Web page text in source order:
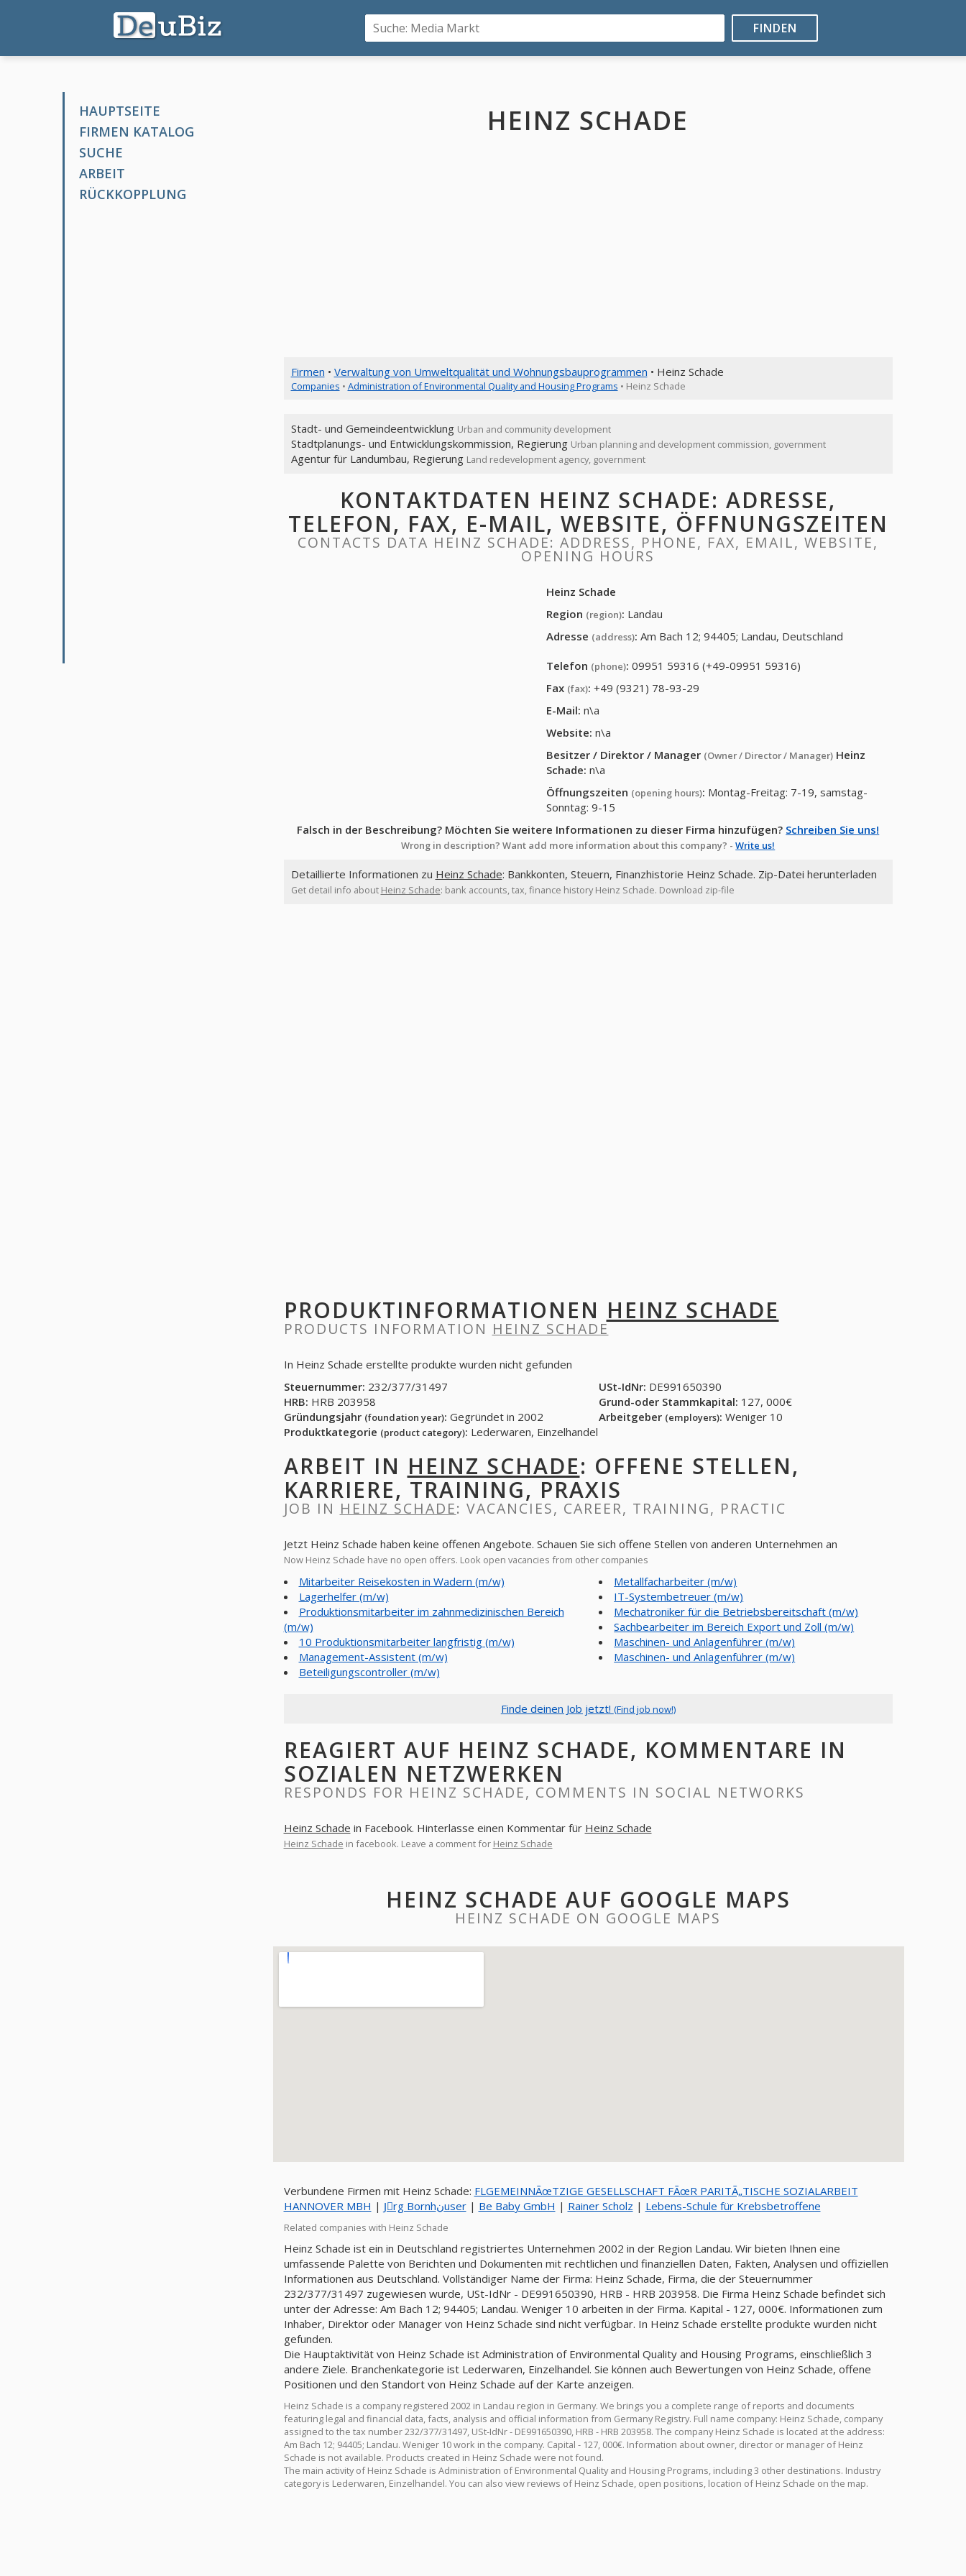
FINDEN
HAUPTSEITE
FIRMEN KATALOG
SUCHE
ARBEIT
RÜCKKOPPLUNG
HEINZ SCHADE
Firmen • Verwaltung von Umweltqualität und Wohnungsbauprogrammen • Heinz Schade
Companies • Administration of Environmental Quality and Housing Programs • Heinz Schade
Stadt- und Gemeindeentwicklung Urban and community development
Stadtplanungs- und Entwicklungskommission, Regierung Urban planning and development commission, government
Agentur für Landumbau, Regierung Land redevelopment agency, government
KONTAKTDATEN HEINZ SCHADE: ADRESSE,
TELEFON, FAX, E-MAIL, WEBSITE, ÖFFNUNGSZEITEN
CONTACTS DATA HEINZ SCHADE: ADDRESS, PHONE, FAX, EMAIL, WEBSITE,
OPENING HOURS
Heinz Schade
Region (region): Landau
Adresse (address): Am Bach 12; 94405; Landau, Deutschland
Telefon (phone): 09951 59316 (+49-09951 59316)
Fax (fax): +49 (9321) 78-93-29
E-Mail: n\a
Website: n\a
Besitzer / Direktor / Manager (Owner / Director / Manager) Heinz
Schade: n\a
Öffnungszeiten (opening hours): Montag-Freitag: 7-19, samstag-
Sonntag: 9-15
Falsch in der Beschreibung? Möchten Sie weitere Informationen zu dieser Firma hinzufügen? Schreiben Sie uns!
Wrong in description? Want add more information about this company? -Write us!
Detaillierte Informationen zu Heinz Schade: Bankkonten, Steuern, Finanzhistorie Heinz Schade. Zip-Datei herunterladen
Get detail info about Heinz Schade: bank accounts, tax, finance history Heinz Schade. Download zip-file
PRODUKTINFORMATIONEN HEINZ SCHADE
PRODUCTS INFORMATION HEINZ SCHADE
In Heinz Schade erstellte produkte wurden nicht gefunden
Steuernummer: 232/377/31497 USt-IdNr: DE991650390
HRB: HRB 203958 Grund-oder Stammkapital: 127, 000€
Gründungsjahr (foundation year): Gegründet in 2002 Arbeitgeber (employers): Weniger 10
Produktkategorie (product category): Lederwaren, Einzelhandel
ARBEIT IN HEINZ SCHADE: OFFENE STELLEN,
KARRIERE, TRAINING, PRAXIS
JOB IN HEINZ SCHADE: VACANCIES, CAREER, TRAINING, PRACTIC
Jetzt Heinz Schade haben keine offenen Angebote. Schauen Sie sich offene Stellen von anderen Unternehmen an
Now Heinz Schade have no open offers. Look open vacancies from other companies
Mitarbeiter Reisekosten in Wadern (m/w)
Lagerhelfer (m/w)
Produktionsmitarbeiter im zahnmedizinischen Bereich
(m/w)
10 Produktionsmitarbeiter langfristig (m/w)
Management-Assistent (m/w)
Beteiligungscontroller (m/w)
Metallfacharbeiter (m/w)
IT-Systembetreuer (m/w)
Mechatroniker für die Betriebsbereitschaft (m/w)
Sachbearbeiter im Bereich Export und Zoll (m/w)
Maschinen- und Anlagenführer (m/w)
Maschinen- und Anlagenführer (m/w)
Finde deinen Job jetzt! (Find job now!)
REAGIERT AUF HEINZ SCHADE, KOMMENTARE IN
SOZIALEN NETZWERKEN
RESPONDS FOR HEINZ SCHADE, COMMENTS IN SOCIAL NETWORKS
Heinz Schade in Facebook. Hinterlasse einen Kommentar für Heinz Schade
Heinz Schade in facebook. Leave a comment for Heinz Schade
HEINZ SCHADE AUF GOOGLE MAPS
HEINZ SCHADE ON GOOGLE MAPS
Verbundene Firmen mit Heinz Schade: FLGEMEINNÃœTZIGE GESELLSCHAFT FÃœR PARITÃ„TISCHE SOZIALARBEIT
HANNOVER MBH | Jِrg Bornhنuser| Be Baby GmbH | Rainer Scholz| Lebens-Schule für Krebsbetroffene
Related companies with Heinz Schade
Heinz Schade ist ein in Deutschland registriertes Unternehmen 2002 in der Region Landau. Wir bieten Ihnen eine
umfassende Palette von Berichten und Dokumenten mit rechtlichen und finanziellen Daten, Fakten, Analysen und offiziellen
Informationen aus Deutschland. Vollständiger Name der Firma: Heinz Schade, Firma, die der Steuernummer
232/377/31497 zugewiesen wurde, USt-IdNr - DE991650390, HRB - HRB 203958. Die Firma Heinz Schade befindet sich
unter der Adresse: Am Bach 12; 94405; Landau. Weniger 10 arbeiten in der Firma. Kapital - 127, 000€. Informationen zum
Inhaber, Direktor oder Manager von Heinz Schade sind nicht verfügbar. In Heinz Schade erstellte produkte wurden nicht
gefunden.
Die Hauptaktivität von Heinz Schade ist Administration of Environmental Quality and Housing Programs, einschließlich 3
andere Ziele. Branchenkategorie ist Lederwaren, Einzelhandel. Sie können auch Bewertungen von Heinz Schade, offene
Positionen und den Standort von Heinz Schade auf der Karte anzeigen.
Heinz Schade is a company registered 2002 in Landau region in Germany. We brings you a complete range of reports and documents
featuring legal and financial data, facts, analysis and official information from Germany Registry. Full name company: Heinz Schade, company
assigned to the tax number 232/377/31497, USt-IdNr - DE991650390, HRB - HRB 203958. The company Heinz Schade is located at the address:
Am Bach 12; 94405; Landau. Weniger 10 work in the company. Capital - 127, 000€. Information about owner, director or manager of Heinz
Schade is not available. Products created in Heinz Schade were not found.
The main activity of Heinz Schade is Administration of Environmental Quality and Housing Programs, including 3 other destinations. Industry
category is Lederwaren, Einzelhandel. You can also view reviews of Heinz Schade, open positions, location of Heinz Schade on the map.